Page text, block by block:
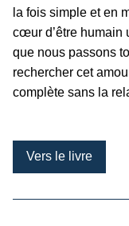
la fois simple et en
cœur d’être humain
que nous passons
rechercher cet
complète sans la
Vers le livre